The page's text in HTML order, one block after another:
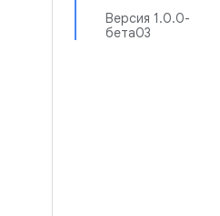
Версия 1.0.0-
бета03